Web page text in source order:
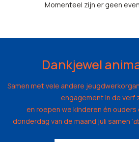
Momenteel zijn er geen
Dankjewel
Samen met vele andere
engagement in de verf
en roepen we kinderen én
donderdag van de maand juli samen ‘